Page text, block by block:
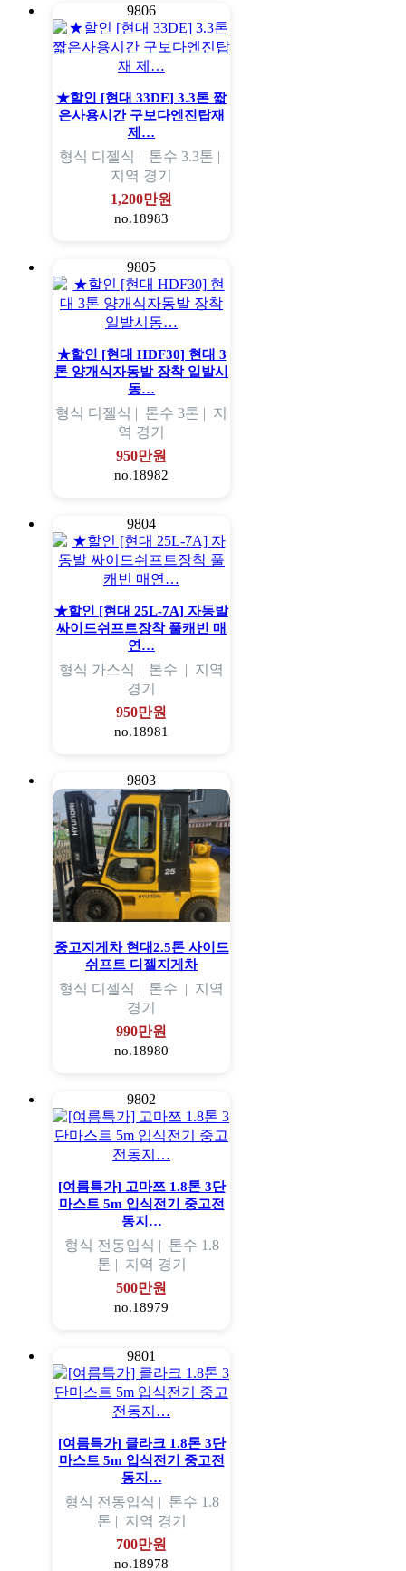
9806
★할인 [현대 33DE] 3.3톤 짧
은사용시간 구보다엔진탑재
제…
형식 디젤식 | 톤수 3.3톤 |
지역 경기
1,200만원
no.18983
9805
★할인 [현대 HDF30] 현대 3
톤 양개식자동발 장착 일발시
동…
형식 디젤식 | 톤수 3톤 | 지
역 경기
950만원
no.18982
9804
★할인 [현대 25L-7A] 자동발
싸이드쉬프트장착 풀캐빈 매
연…
형식 가스식 | 톤수 | 지역
경기
950만원
no.18981
9803
중고지게차 현대2.5톤 사이드
쉬프트 디젤지게차
형식 디젤식 | 톤수 | 지역
경기
990만원
no.18980
9802
[여름특가] 고마쯔 1.8톤 3단
마스트 5m 입식전기 중고전
동지…
형식 전동입식 | 톤수 1.8
톤 | 지역 경기
500만원
no.18979
9801
[여름특가] 클라크 1.8톤 3단
마스트 5m 입식전기 중고전
동지…
형식 전동입식 | 톤수 1.8
톤 | 지역 경기
700만원
no.18978